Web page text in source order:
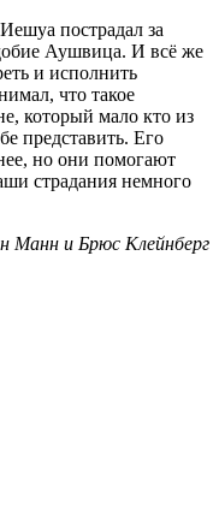
пострадал за
Аушвица. И всё же
и исполнить
что такое
который мало кто из
представить. Его
но они помогают
страдания немного
Манн и Брюс Клейнберг